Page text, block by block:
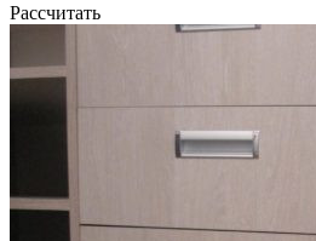
Рассчитать